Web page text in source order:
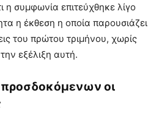
η συμφωνία επιτεύχθηκε λίγο
η έκθεση η οποία παρουσιάζει
του πρώτου τριμήνου, χωρίς
εξέλιξη αυτή.
οι